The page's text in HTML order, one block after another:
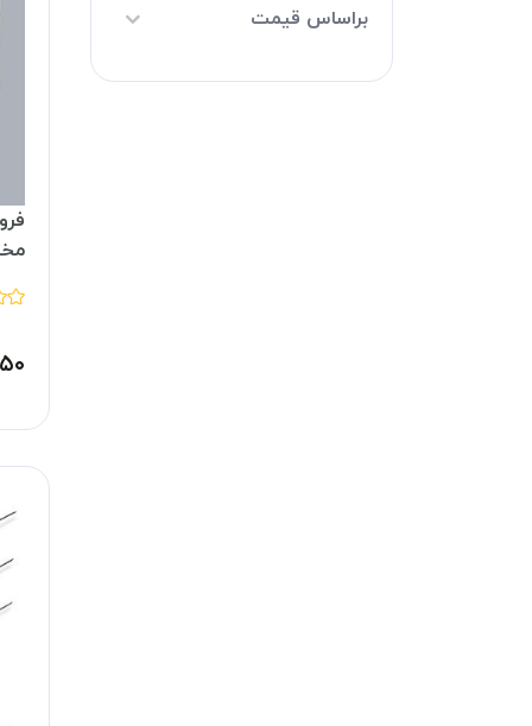
براساس قیمت